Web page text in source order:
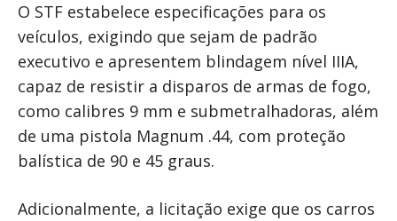
O STF estabelece especificações para os
veículos, exigindo que sejam de padrão
executivo e apresentem blindagem nível IIIA,
capaz de resistir a disparos de armas de fogo,
como calibres 9 mm e submetralhadoras, além
de uma pistola Magnum .44, com proteção
balística de 90 e 45 graus.
Adicionalmente, a licitação exige que os carros